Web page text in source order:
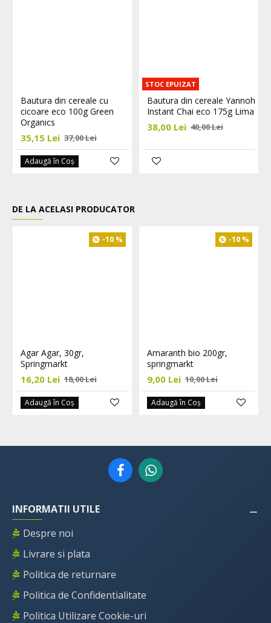
Bautura din cereale cu
cicoare eco 100g Green
Organics
35,15 Lei 37,00 Lei
Adaugă în Coş
STOC EPUIZAT
Bautura din cereale Yannoh
Instant Chai eco 175g Lima
38,00 Lei 40,00 Lei
DE LA ACELASI PRODUCATOR
-10 %
Agar Agar, 30gr,
Springmarkt
16,20 Lei 18,00 Lei
Adaugă în Coş
-10 %
Amaranth bio 200gr,
springmarkt
9,00 Lei 10,00 Lei
Adaugă în Coş
INFORMATII UTILE
Despre noi
Livrare si plata
Politica de returnare
Politica de Confidentialitate
Politica Utilizare Cookie-uri